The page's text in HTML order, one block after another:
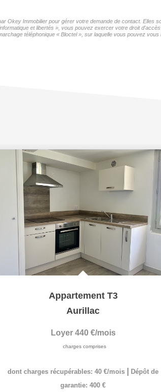
Okey Immobilier pour gérer votre demande de contact. Elles
et libertés », vous pouvez exercer votre droit
téléphonique « Bloctel », sur laquelle vous pouvez vous
Appartement T3
Aurillac
Loyer 440 €/mois
charges comprises
dont charges récupérables: 40 €/mois
Dépôt de
garantie: 400 €